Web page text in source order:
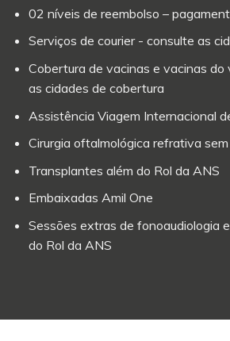
02 níveis de reembolso –
Serviços de courier - consulte as
Cobertura de vacinas e vacinas
as cidades de cobertura
Assistência Viagem Internacional
Cirurgia oftalmológica refrativa
Transplantes além do Rol da ANS
Embaixadas Amil One
Sessões extras de fonoaudiologia
do Rol da ANS